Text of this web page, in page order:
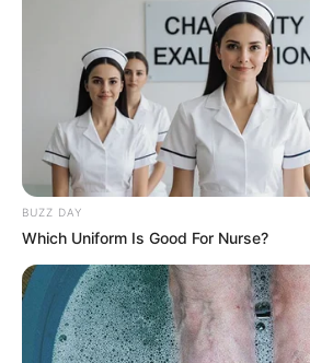
Sementara itu, salah satu artis senior
drama hingga variety show juga memiliki
Ji Soo. Keduanya masih aktif berkarir
BUZZ DAY
Which Uniform Is Good For Nurse?